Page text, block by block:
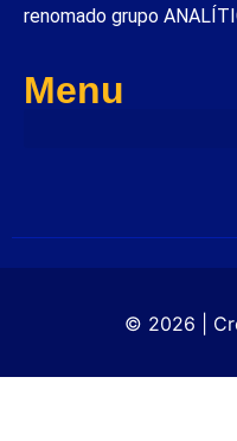
renomado grupo
Menu
© 2026 |